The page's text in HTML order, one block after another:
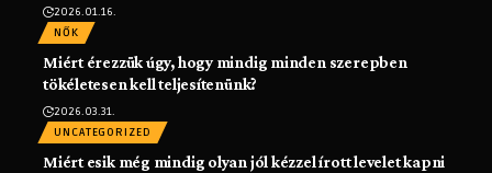
2026.01.16.
NŐK
Miért érezzük úgy, hogy mindig minden szerepben
tökéletesen kell teljesítenünk?
2026.03.31.
UNCATEGORIZED
Miért esik még mindig olyan jól kézzel írott levelet kapni